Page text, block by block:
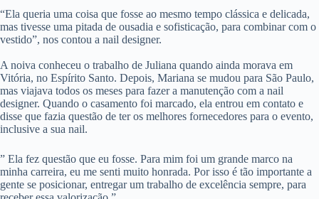
“Ela queria uma coisa que fosse ao mesmo tempo clássica e delicada,
mas tivesse uma pitada de ousadia e sofisticação, para combinar com o
vestido”, nos contou a nail designer.
A noiva conheceu o trabalho de Juliana quando ainda morava em
Vitória, no Espírito Santo. Depois, Mariana se mudou para São Paulo,
mas viajava todos os meses para fazer a manutenção com a nail
designer. Quando o casamento foi marcado, ela entrou em contato e
disse que fazia questão de ter os melhores fornecedores para o evento,
inclusive a sua nail.
” Ela fez questão que eu fosse. Para mim foi um grande marco na
minha carreira, eu me senti muito honrada. Por isso é tão importante a
gente se posicionar, entregar um trabalho de excelência sempre, para